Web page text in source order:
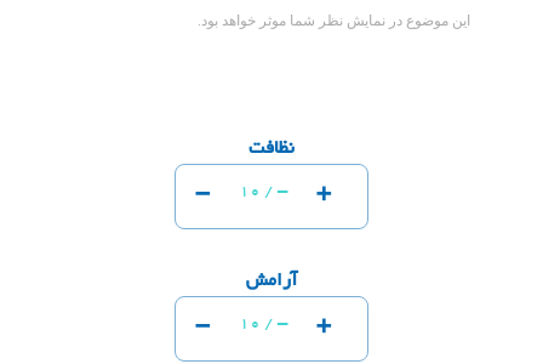
این موضوع در نمایش نظر شما موثر خواهد بود.
نظافت
- 10 / - +
آرامش
- 10 / - +